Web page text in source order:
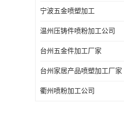
宁波五金喷塑加工
温州压铸件喷粉加工公司
台州五金件加工厂家
台州家居产品喷塑加工厂家
衢州喷粉加工公司